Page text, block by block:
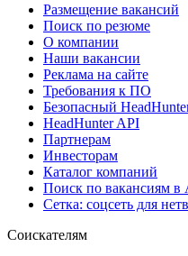
Размещение вакансий
Поиск по резюме
О компании
Наши вакансии
Реклама на сайте
Требования к ПО
Безопасный
HeadHunter API
Партнерам
Инвесторам
Каталог компаний
Поиск по вакансиям в
Сетка: соцсеть для
Соискателям